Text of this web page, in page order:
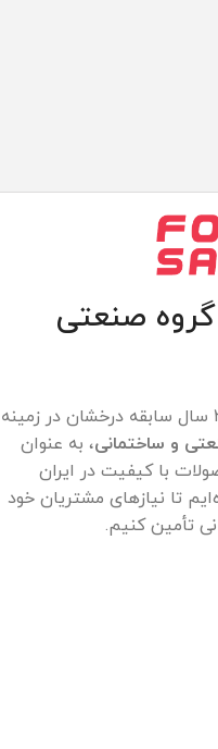
صنعتی
و ساختمانی، به عنوان
با کیفیت در ایران
تا نیازهای مشتریان خود
تأمین کنیم.